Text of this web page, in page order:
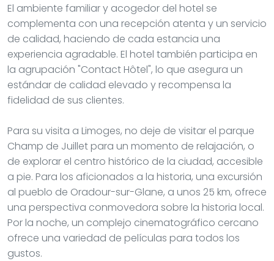
El ambiente familiar y acogedor del hotel se
complementa con una recepción atenta y un servicio
de calidad, haciendo de cada estancia una
experiencia agradable. El hotel también participa en
la agrupación "Contact Hôtel", lo que asegura un
estándar de calidad elevado y recompensa la
fidelidad de sus clientes.
Para su visita a Limoges, no deje de visitar el parque
Champ de Juillet para un momento de relajación, o
de explorar el centro histórico de la ciudad, accesible
a pie. Para los aficionados a la historia, una excursión
al pueblo de Oradour-sur-Glane, a unos 25 km, ofrece
una perspectiva conmovedora sobre la historia local.
Por la noche, un complejo cinematográfico cercano
ofrece una variedad de películas para todos los
gustos.